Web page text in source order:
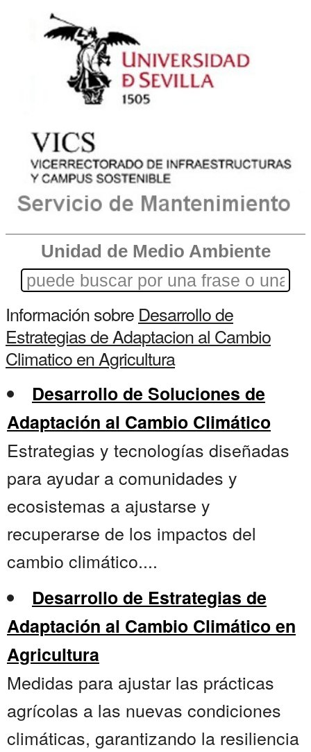
Unidad de Medio Ambiente
Información sobre Desarrollo de
Estrategias de Adaptacion al Cambio
Climatico en Agricultura
Desarrollo de Soluciones de
Adaptación al Cambio Climático
Estrategias y tecnologías diseñadas
para ayudar a comunidades y
ecosistemas a ajustarse y
recuperarse de los impactos del
cambio climático....
Desarrollo de Estrategias de
Adaptación al Cambio Climático en
Agricultura
Medidas para ajustar las prácticas
agrícolas a las nuevas condiciones
climáticas, garantizando la resiliencia